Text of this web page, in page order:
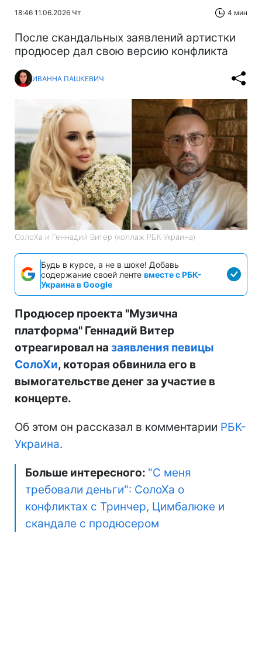
18:46 11.06.2026 Чт 4 мин
После скандальных заявлений артистки
продюсер дал свою версию конфликта
ИВАННА ПАШКЕВИЧ
СолоХа и Геннадий Витер (коллаж РБК-Украина)
Будь в курсе, а не в шоке! Добавь
содержание своей ленте вместе с РБК-
Украина в Google
Продюсер проекта "Музична
платформа" Геннадий Витер
отреагировал на заявления певицы
СолоХи, которая обвинила его в
вымогательстве денег за участие в
концерте.
Об этом он рассказал в комментарии РБК-
Украина.
Больше интересного: "С меня
требовали деньги": СолоХа о
конфликтах с Тринчер, Цимбалюке и
скандале с продюсером